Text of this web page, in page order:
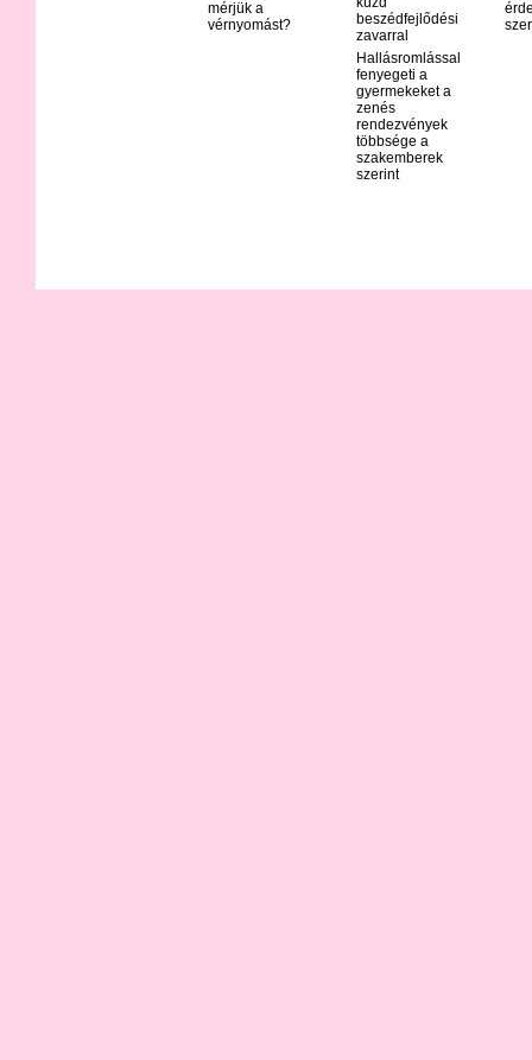
mérjük a
vérnyomást?
beszédfejlődési
zavarral
Hallásromlással
fenyegeti a
gyermekeket a
zenés
rendezvények
többsége a
szakemberek
szerint